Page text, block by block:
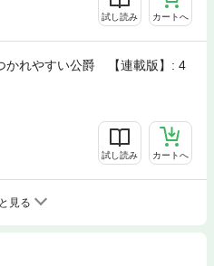
試し読み カートへ
かれやすい公爵 【連載版】: 4
試し読み カートへ
見る